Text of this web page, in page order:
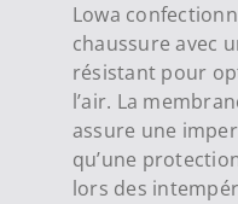
Lowa
chaussure avec
résistant pour
l’air. La
assure une
qu’une
lors des